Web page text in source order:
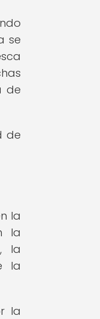
se
de
de
la
la
la
la
la